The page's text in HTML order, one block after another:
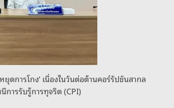
ดการโกง’ เนื่องในวันต่อต้านคอร์รัปชันสากล
ารรับรู้การทุจริต (CPI)